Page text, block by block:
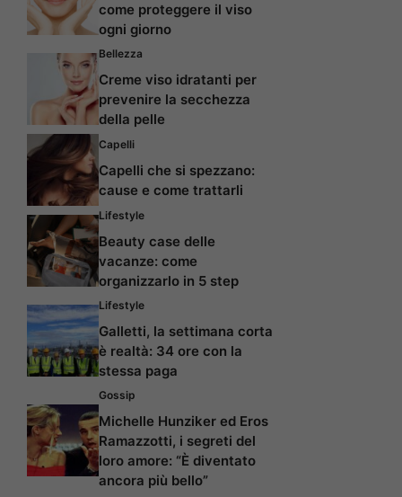
come proteggere il viso
ogni giorno
Bellezza
Creme viso idratanti per
prevenire la secchezza
della pelle
Capelli
Capelli che si spezzano:
cause e come trattarli
Lifestyle
Beauty case delle
vacanze: come
organizzarlo in 5 step
Lifestyle
Galletti, la settimana corta
è realtà: 34 ore con la
stessa paga
Gossip
Michelle Hunziker ed Eros
Ramazzotti, i segreti del
loro amore: “È diventato
ancora più bello”